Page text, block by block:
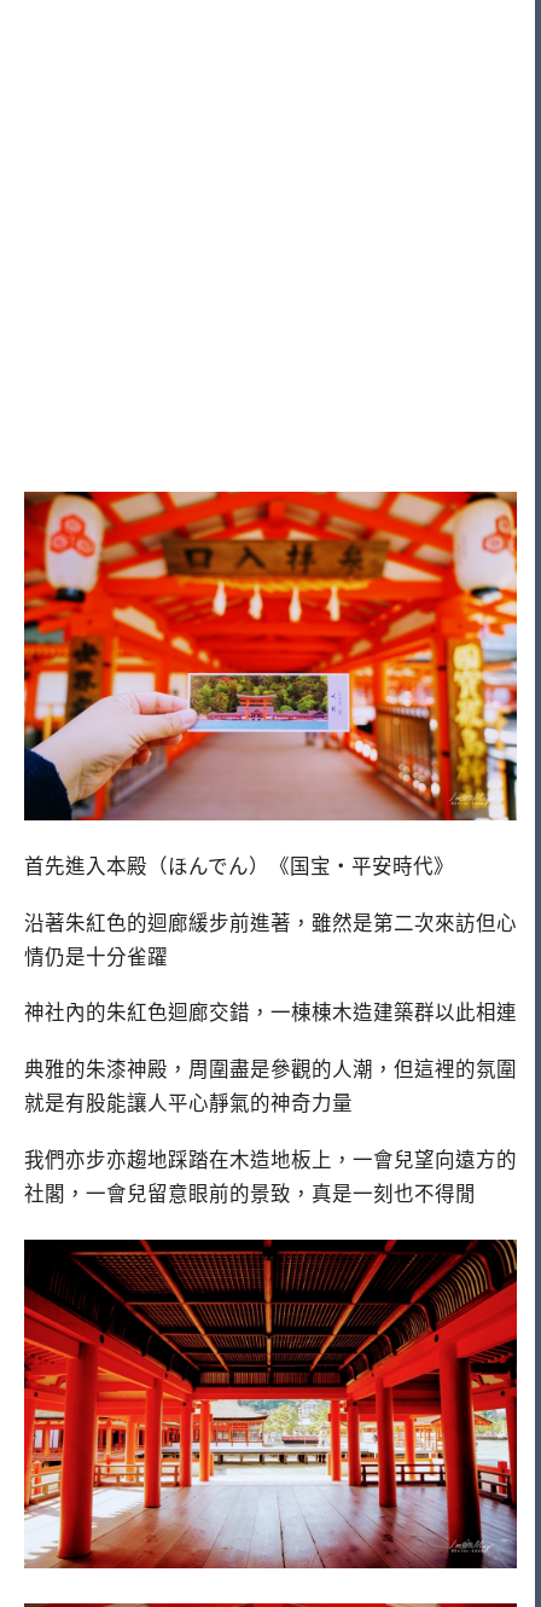
首先進入本殿（ほんでん）《国宝‧平安時代》
沿著朱紅色的迴廊緩步前進著，雖然是第二次來訪但心
情仍是十分雀躍
神社內的朱紅色迴廊交錯，一棟棟木造建築群以此相連
典雅的朱漆神殿，周圍盡是參觀的人潮，但這裡的氛圍
就是有股能讓人平心靜氣的神奇力量
我們亦步亦趨地踩踏在木造地板上，一會兒望向遠方的
社閣，一會兒留意眼前的景致，真是一刻也不得閒